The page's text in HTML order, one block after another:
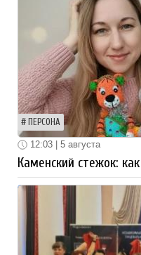
ПЕРСОНА
12:03 | 5 августа
Каменский стежок: